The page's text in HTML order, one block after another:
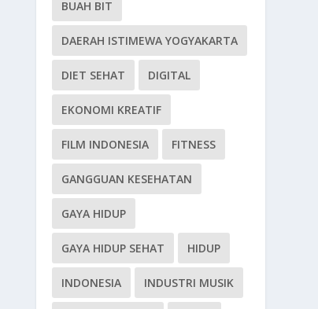
BUAH BIT
DAERAH ISTIMEWA YOGYAKARTA
DIET SEHAT DIGITAL
EKONOMI KREATIF
FILM INDONESIA FITNESS
GANGGUAN KESEHATAN
GAYA HIDUP
GAYA HIDUP SEHAT HIDUP
INDONESIA INDUSTRI MUSIK